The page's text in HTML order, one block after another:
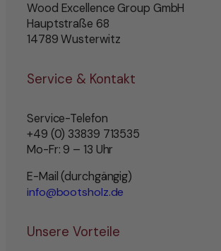
Wood Excellence Group GmbH
Hauptstraße 68
14789 Wusterwitz
Service & Kontakt
Service-Telefon
+49 (0) 33839 713535
Mo-Fr: 9 – 13 Uhr
E-Mail (durchgängig)
info@bootsholz.de
Unsere Vorteile